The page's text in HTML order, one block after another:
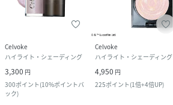
Celvoke
ハイライト・シェーディング
3,300 円
300ポイント(10%ポイントバ
ック)
Celvoke
ハイライト・シェーディング
4,950 円
225ポイント(1倍+4倍UP)